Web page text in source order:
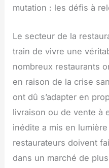
mutation : les défis à
Le secteur de la
train de vivre une
nombreux restaurants
en raison de la crise
ont dû s’adapter en
livraison ou de vente à
inédite a mis en
restaurateurs doivent
dans un marché de